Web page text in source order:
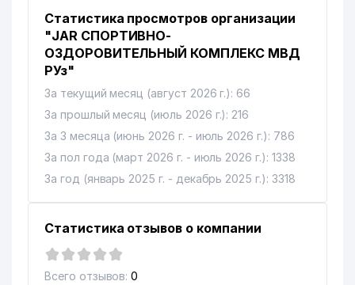
ПРЕДПРИЯТИЕ
13 EL JANNAT MANZURAXON ЧП 841 м
14 ИРГАШЕВ Б.Б. ИндП
15 DOKTOR SALIMOV ЧП
16
УЗБЕКСКИЙ
ГОСУДАРСТВЕННЫЙ
860 м
17 ABN-MB СП ООО 860 м
18
РЕСПУБЛИКАНСКАЯ
СПЕЦИАЛИЗИРОВАННАЯ
ХУДОЖЕСТВЕННАЯ ШКОЛА им.
П. БЕНЬКОВА
Статистика просмотров организации
"JAR СПОРТИВНО-
ОЗДОРОВИТЕЛЬНЫЙ КОМПЛЕКС МВД
РУз"
За текущий месяц (август 2026 г.): 66
За прошлый месяц (июль 2026 г.): 216
За 3 месяца (июнь 2026 г. - июль 2026 г.): 786
За пол года (март 2026 г. - июль 2026 г.): 1338
За год (январь 2025 г. - декабрь 2025 г.): 3318
Статистика отзывов о компании
Всего отзывов: 0